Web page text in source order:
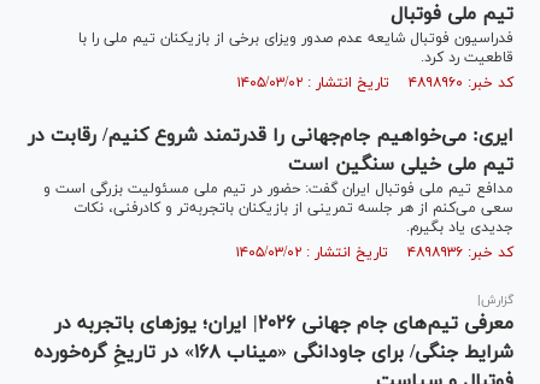
تیم ملی فوتبال
فدراسیون فوتبال شایعه عدم صدور ویزای برخی از بازیکنان تیم ملی را با
قاطعیت رد کرد.
کد خبر: ۴۸۹۸۹۶۰ تاریخ انتشار : ۱۴۰۵/۰۳/۰۲
ایری: می‌خواهیم جام‌جهانی را قدرتمند شروع کنیم/ رقابت در
تیم ملی خیلی سنگین است
مدافع تیم ملی فوتبال ایران گفت: حضور در تیم ملی مسئولیت بزرگی است و
سعی می‌کنم از هر جلسه تمرینی از بازیکنان باتجربه‌تر و کادرفنی، نکات
جدیدی یاد بگیرم.
کد خبر: ۴۸۹۸۹۳۶ تاریخ انتشار : ۱۴۰۵/۰۳/۰۲
گزارش|
معرفی تیم‌های جام جهانی ۲۰۲۶| ایران؛ یوز‌های باتجربه در
شرایط‌ جنگی/ برای جاودانگی «میناب ۱۶۸» در تاریخِ گره‌خورده